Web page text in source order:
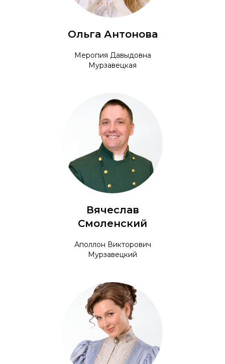
Ольга Антонова
Меропия Давыдовна
Мурзавецкая
Вячеслав
Смоленский
Аполлон Викторович
Мурзавецкий